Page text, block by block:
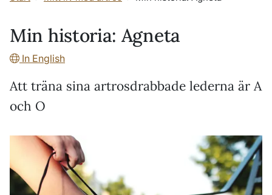
Min historia: Agneta
In English
Att träna sina artrosdrabbade lederna är A
och O